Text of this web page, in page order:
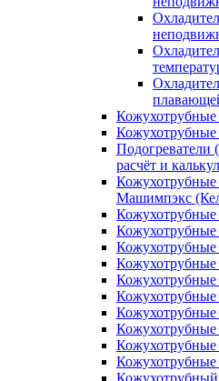
расчёт и
Машимпэкс
Кожухотрубные
Кожухотрубные